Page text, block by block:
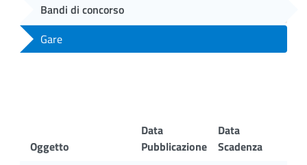
Bandi di concorso
Gare
Oggetto
Data
Pubblicazione
Data
Scadenza